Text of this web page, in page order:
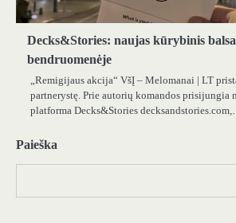
Decks&Stories: naujas kūrybinis
bendruomenėje
„Remigijaus akcija“ VšĮ – Melomanai | LT
partnerystę. Prie autorių komandos prisijungia
platforma Decks&Stories
Paieška